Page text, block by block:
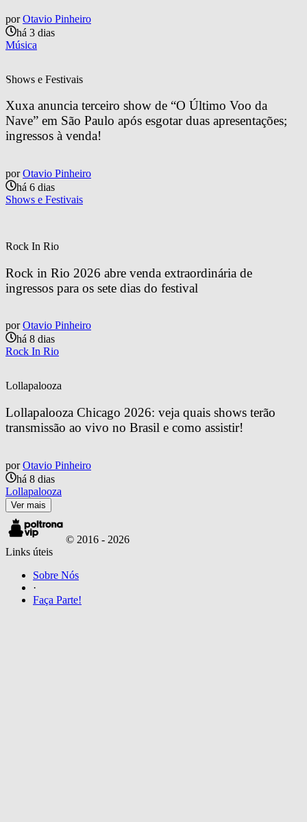
por Otavio Pinheiro
há 3 dias
Música
Shows e Festivais
Xuxa anuncia terceiro show de “O Último Voo da
Nave” em São Paulo após esgotar duas apresentações;
ingressos à venda!
por Otavio Pinheiro
há 6 dias
Shows e Festivais
Rock In Rio
Rock in Rio 2026 abre venda extraordinária de
ingressos para os sete dias do festival
por Otavio Pinheiro
há 8 dias
Rock In Rio
Lollapalooza
Lollapalooza Chicago 2026: veja quais shows terão
transmissão ao vivo no Brasil e como assistir!
por Otavio Pinheiro
há 8 dias
Lollapalooza
Ver mais
© 2016 - 2026
Links úteis
Sobre Nós
·
Faça Parte!